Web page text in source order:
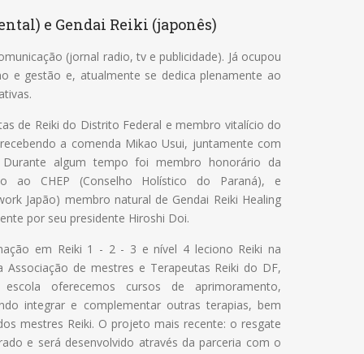
e Gendai Reiki (japonês)
(jornal radio, tv e publicidade). Já ocupou
e gestão e, atualmente se dedica plenamente ao
de Reiki do Distrito Federal e membro vitalício do
a comenda Mikao Usui, juntamente com
algum tempo foi membro honorário da
ao CHEP (Conselho Holístico do Paraná), e
Japão) membro natural de Gendai Reiki Healing
por seu presidente Hiroshi Doi.
em Reiki 1 - 2 - 3 e nível 4 leciono Reiki na
Associação de mestres e Terapeutas Reiki do DF,
oferecemos cursos de aprimoramento,
integrar e complementar outras terapias, bem
mestres Reiki. O projeto mais recente: o resgate
e será desenvolvido através da parceria com o